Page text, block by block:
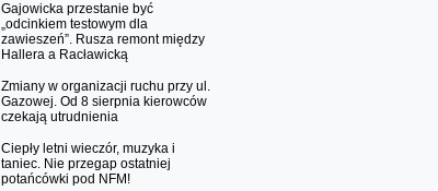
Gajowicka przestanie być
„odcinkiem testowym dla
zawieszeń”. Rusza remont między
Hallera a Racławicką
Zmiany w organizacji ruchu przy ul.
Gazowej. Od 8 sierpnia kierowców
czekają utrudnienia
Ciepły letni wieczór, muzyka i
taniec. Nie przegap ostatniej
potańcówki pod NFM!